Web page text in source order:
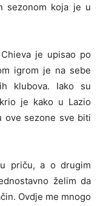
sezonom koja je u
je upisao po
igrom je na sebe
klubova. Iako su
je kako u Lazio
ove sezone sve biti
priču, a o drugim
želim da
Ovdje me mnogo